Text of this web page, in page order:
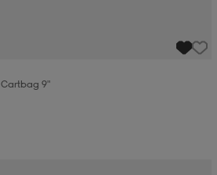
Hio Performance Pu Leather Cartbag 9"